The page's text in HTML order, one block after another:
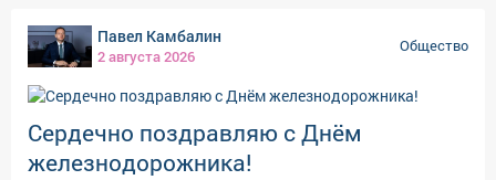
Павел Камбалин
2 августа 2026
Общество
Сердечно поздравляю с Днём
железнодорожника!